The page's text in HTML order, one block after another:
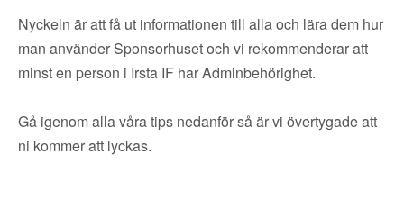
Nyckeln är att få ut informationen till alla och lära dem hur
man använder Sponsorhuset och vi rekommenderar att
minst en person i Irsta IF har Adminbehörighet.
Gå igenom alla våra tips nedanför så är vi övertygade att
ni kommer att lyckas.